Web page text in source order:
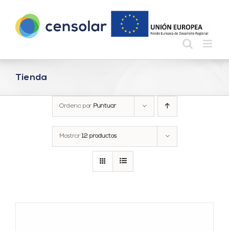
contenido
Tienda
Ordena por Puntuar
Mostrar12 productos